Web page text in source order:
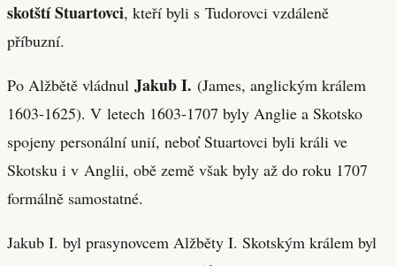
skotští Stuartovci, kteří byli s Tudorovci vzdáleně
příbuzní.
Po Alžbětě vládnul Jakub I. (James, anglickým králem
1603-1625). V letech 1603-1707 byly Anglie a Skotsko
spojeny personální unií, neboť Stuartovci byli králi ve
Skotsku i v Anglii, obě země však byly až do roku 1707
formálně samostatné.
Jakub I. byl prasynovcem Alžběty I. Skotským králem byl